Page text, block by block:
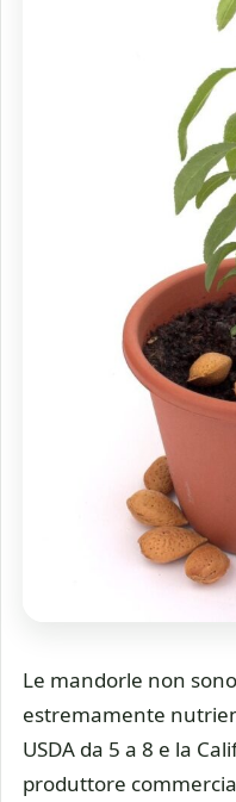
Le mandorle non
estremamente
USDA da 5 a 8 e la
produttore